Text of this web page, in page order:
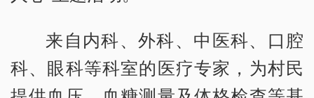
来自内科、外科、中医科、口腔
科、眼科等科室的医疗专家，为村民